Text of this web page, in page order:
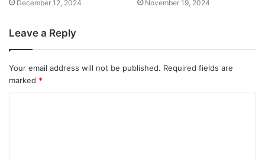
December 12, 2024 November 19, 2024
Leave a Reply
Your email address will not be published. Required fields are
marked *